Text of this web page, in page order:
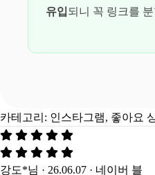
유입 되니 꼭 링크를
카테고리: 인스타그램, 좋아요
강도*님 · 26.06.07 · 네이버 블